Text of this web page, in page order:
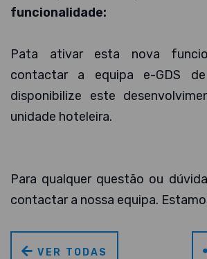
funcionalidade:
Pata ativar esta nova
contactar a equipa e-GDS
disponibilize este
unidade hoteleira.
Para qualquer questão ou
contactar a nossa equipa.
VER TODAS